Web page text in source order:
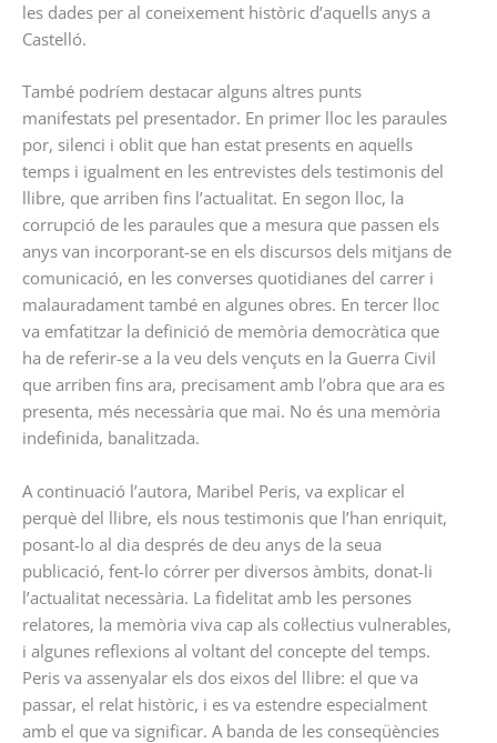
les dades per al coneixement històric d’aquells anys a
Castelló.
També podríem destacar alguns altres punts
manifestats pel presentador. En primer lloc les paraules
por, silenci i oblit que han estat presents en aquells
temps i igualment en les entrevistes dels testimonis del
llibre, que arriben fins l’actualitat. En segon lloc, la
corrupció de les paraules que a mesura que passen els
anys van incorporant-se en els discursos dels mitjans de
comunicació, en les converses quotidianes del carrer i
malauradament també en algunes obres. En tercer lloc
va emfatitzar la definició de memòria democràtica que
ha de referir-se a la veu dels vençuts en la Guerra Civil
que arriben fins ara, precisament amb l’obra que ara es
presenta, més necessària que mai. No és una memòria
indefinida, banalitzada.
A continuació l’autora, Maribel Peris, va explicar el
perquè del llibre, els nous testimonis que l’han enriquit,
posant-lo al dia després de deu anys de la seua
publicació, fent-lo córrer per diversos àmbits, donat-li
l’actualitat necessària. La fidelitat amb les persones
relatores, la memòria viva cap als col·lectius vulnerables,
i algunes reflexions al voltant del concepte del temps.
Peris va assenyalar els dos eixos del llibre: el que va
passar, el relat històric, i es va estendre especialment
amb el que va significar. A banda de les conseqüències